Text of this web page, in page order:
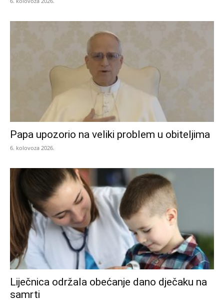
Papa upozorio na veliki problem u obiteljima
6. kolovoza 2026.
Liječnica održala obećanje dano dječaku na
samrti